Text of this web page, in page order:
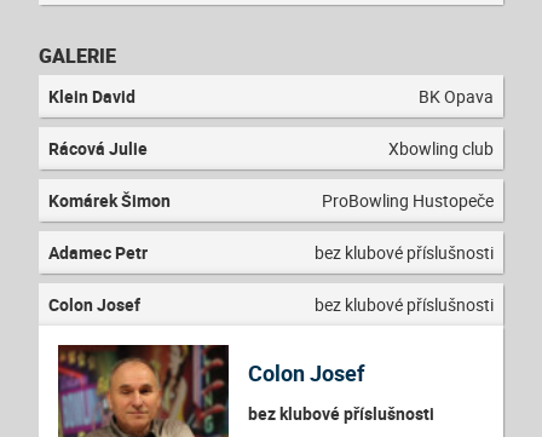
GALERIE
Klein David BK Opava
Rácová Julie Xbowling club
Komárek Šimon ProBowling Hustopeče
Adamec Petr bez klubové příslušnosti
Colon Josef bez klubové příslušnosti
Colon Josef
bez klubové příslušnosti